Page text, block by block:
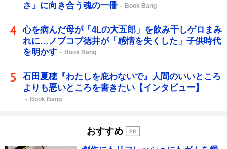
さ」に向き合う魂の一冊
Book Bang
心を病んだ母が「4Lの大五郎」を飲み干しゲロまみ
れに…ノブコブ徳井が「感情を失くした」子供時代
を明かす
Book Bang
石田夏穂『わたしを庇わないで』人間のいいところ
よりも悪いところを書きたい【インタビュー】
Book Bang
おすすめ